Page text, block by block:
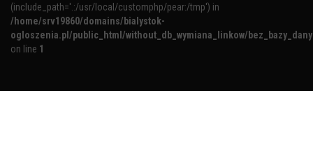
(include_path='.:/usr/local/customphp/pear:/tmp') in
/home/srv19860/domains/bialystok-
ogloszenia.pl/public_html/without_db_wymiana_linkow/
on line 1